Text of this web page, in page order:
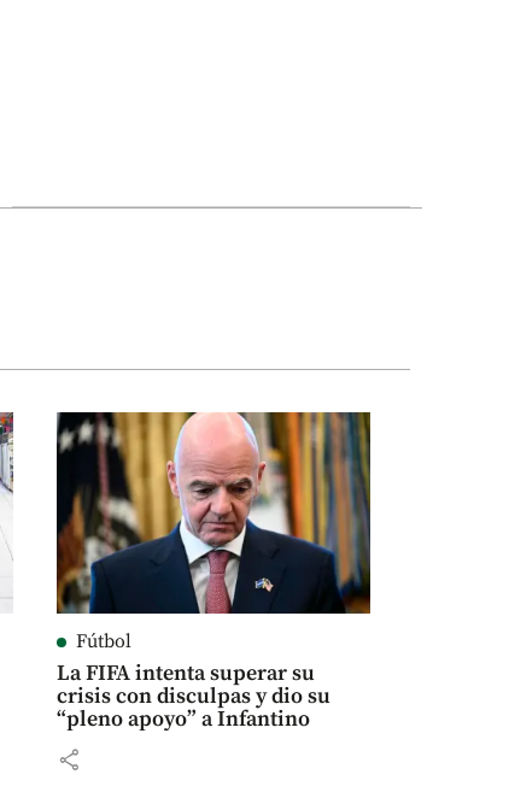
Fútbol
La FIFA intenta superar su
crisis con disculpas y dio su
“pleno apoyo” a Infantino
share